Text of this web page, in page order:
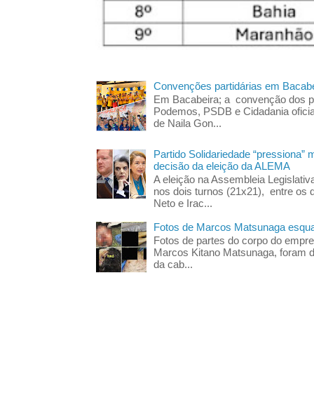
Convenções partidárias em
Em Bacabeira; a convenção dos
Podemos, PSDB e Cidadania
de Naila Gon...
Partido Solidariedade “pressiona”
decisão da eleição da ALEMA
A eleição na Assembleia
nos dois turnos (21x21), entre os
Neto e Irac...
Fotos de Marcos Matsunaga
Fotos de partes do corpo do
Marcos Kitano Matsunaga, foram
da cab...